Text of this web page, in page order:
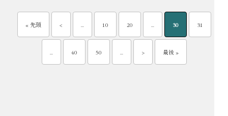
« 先頭 < ... 10 20 ... 30 31
... 40 50 ... > 最後 »